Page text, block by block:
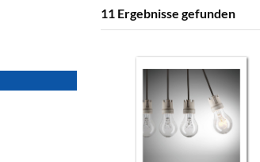
11 Ergebnisse gefunden